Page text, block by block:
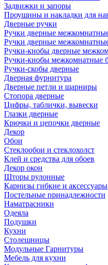
Задвижки и запоры
Проушины и накладки для
Дверные ручки
Ручки дверные
Ручки дверные
Ручки-кнобы дверные
Ручки-кнобы межкомнатные
Ручки-скобы дверные
Дверная фурнитура
Дверные петли и шарниры
Стопора дверные
Цифры, таблички, вывески
Глазки дверные
Крючки и цепочки дверные
Декор
Обои
Стеклообои и стеклохолст
Клей и средства для обоев
Декор окон
Шторы рулонные
Карнизы гибкие и аксессуары
Постельные принадлежности
Наматрасники
Одеяла
Подушки
Кухни
Столешницы
Модульные Гарнитуры
Мебель для кухни